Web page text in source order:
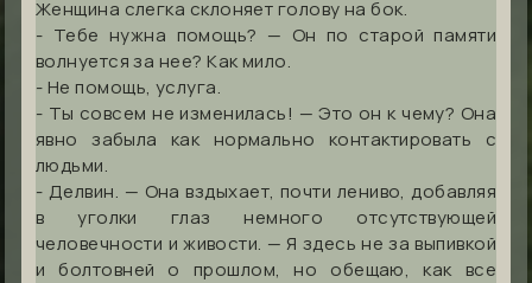
Женщина слегка склоняет голову на бок.
- Тебе нужна помощь? — Он по старой памяти
волнуется за нее? Как мило.
- Не помощь, услуга.
- Ты совсем не изменилась! — Это он к чему? Она
явно забыла как нормально контактировать с
людьми.
- Делвин. — Она вздыхает, почти лениво, добавляя
в уголки глаз немного отсутствующей
человечности и живости. — Я здесь не за выпивкой
и болтовней о прошлом, но обещаю, как все